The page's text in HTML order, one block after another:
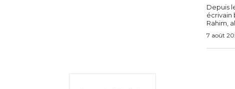
Depuis
écrivain
Rahim,
7 août